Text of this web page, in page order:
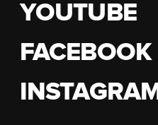
YOUTUBE
FACEBOOK
INSTAGRAM